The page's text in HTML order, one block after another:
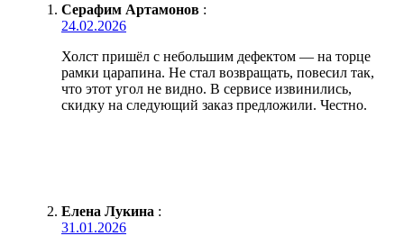
Серафим Артамонов :
24.02.2026
Холст пришёл с небольшим дефектом — на торце
рамки царапина. Не стал возвращать, повесил так,
что этот угол не видно. В сервисе извинились,
скидку на следующий заказ предложили. Честно.
Елена Лукина :
31.01.2026